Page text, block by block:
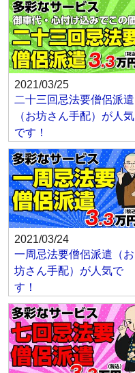
2021/03/25
二十三回忌法要僧侶派遣
（お坊さん手配）が人気
です！
2021/03/24
一周忌法要僧侶派遣（お
坊さん手配）が人気で
す！